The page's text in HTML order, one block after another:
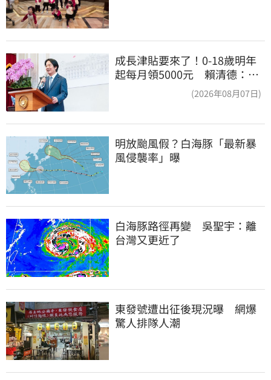
成長津貼要來了！0-18歲明年
起每月領5000元 賴清德：此
(2026年08月07日)
明放颱風假？白海豚「最新暴
風侵襲率」曝
白海豚路徑再變　吳聖宇：離
台灣又更近了
東發號遭出征後現況曝　網爆
驚人排隊人潮